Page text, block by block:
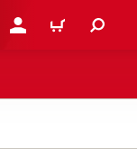
PŘIHLÁSIT NEBO
KOŠÍK